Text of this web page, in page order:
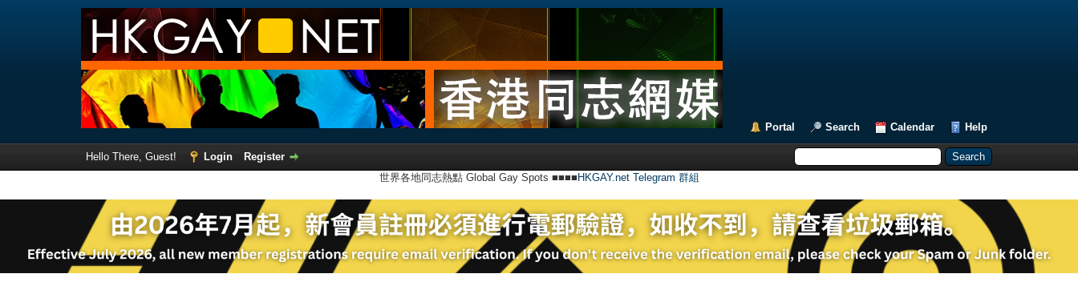
Portal Search Calendar Help
Hello There, Guest! Login
Register
世界各地同志熱點 Global Gay Spots ■■■■ HKGAY.net Telegram 群組